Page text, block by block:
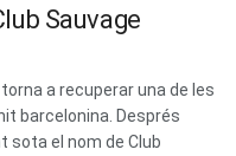
Sauvage
a recuperar una de les
barcelonina. Després
sota el nom de Club